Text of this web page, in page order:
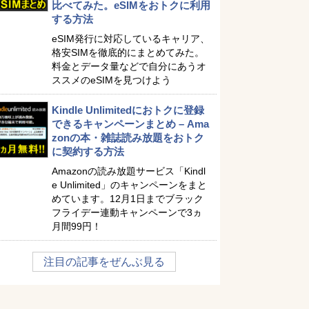
比べてみた。eSIMをおトクに利用
する方法
eSIM発行に対応しているキャリア、
格安SIMを徹底的にまとめてみた。
料金とデータ量などで自分にあうオ
ススメのeSIMを見つけよう
Kindle Unlimitedにおトクに登録
できるキャンペーンまとめ – Ama
zonの本・雑誌読み放題をおトク
に契約する方法
Amazonの読み放題サービス「Kindl
e Unlimited」のキャンペーンをまと
めています。12月1日までブラック
フライデー連動キャンペーンで3ヵ
月間99円！
注目の記事をぜんぶ見る